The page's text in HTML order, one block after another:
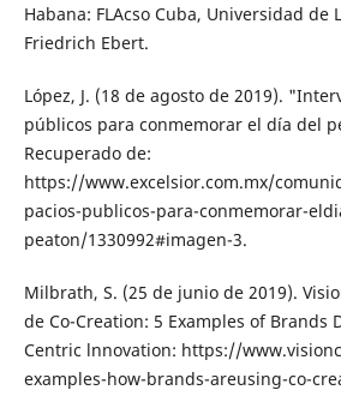
Habana: FLAcso Cuba, Universidad de
Friedrich Ebert.
López, J. (18 de agosto de 2019).
públicos para conme­morar el día del
Recuperado de:
https://www.excelsior.com.mx/
pacios-publicos-para-conmemorar-
peaton/1330992#imagen-3.
Milbrath, S. (25 de junio de 2019).
de Co-Creation: 5 Exam­ples of Brands
Centric lnnovation: https://
examples-how-brands-are­using-co-